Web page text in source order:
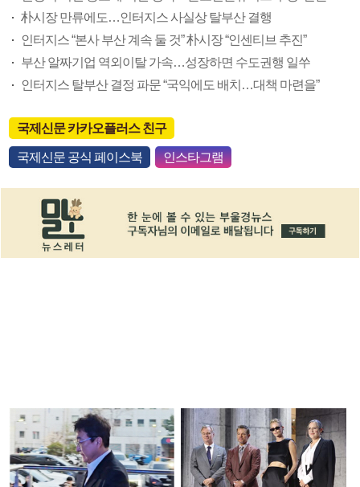
朴시장 만류에도…인터지스 사실상 탈부산 결행
인터지스 “본사 부산 계속 둘 것” 朴시장 “인센티브 추진”
부산 알짜기업 역외이탈 가속…성장하면 수도권행 일쑤
인터지스 탈부산 결정 파문 “국익에도 배치…대책 마련을”
국제신문 카카오플러스 친구
국제신문 공식 페이스북 인스타그램